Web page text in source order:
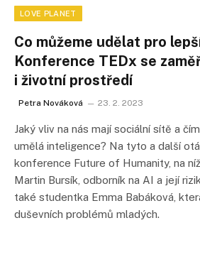
LOVE PLANET
Co můžeme udělat pro
Konference TEDx se
i životní prostředí
Petra Nováková 23. 2. 2023
Jaký vliv na nás mají sociální sítě a
umělá inteligence? Na tyto a další
konference Future of Humanity, na
Martin Bursík, odborník na AI a její
také studentka Emma Babáková,
duševních problémů mladých.